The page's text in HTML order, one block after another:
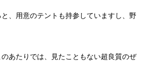
、用意のテントも持参していますし、野
あたりでは、見たこともない超良質のぜ